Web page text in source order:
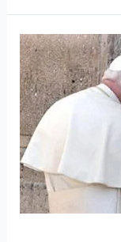
El
Papa
pidió
perdón
a
los
judíos